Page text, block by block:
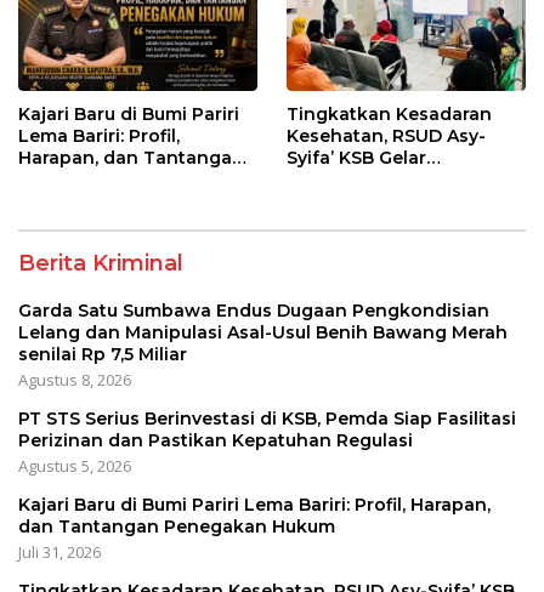
Kajari Baru di Bumi Pariri
Lema Bariri: Profil,
Harapan, dan Tantangan
Tingkatkan Kesadaran
Kesehatan, RSUD Asy-
Syifa’ KSB Gelar
Berita Kriminal
Garda Satu Sumbawa Endus Dugaan Pengkondisian
Lelang dan Manipulasi Asal-Usul Benih Bawang Merah
senilai Rp 7,5 Miliar
Agustus 8, 2026
PT STS Serius Berinvestasi di KSB, Pemda Siap Fasilitasi
Perizinan dan Pastikan Kepatuhan Regulasi
Agustus 5, 2026
Kajari Baru di Bumi Pariri Lema Bariri: Profil, Harapan,
dan Tantangan Penegakan Hukum
Juli 31, 2026